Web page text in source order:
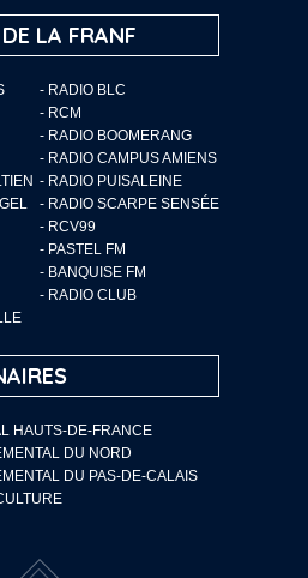
LA FRANF
- RADIO BLC
- RCM
- RADIO BOOMERANG
- RADIO CAMPUS AMIENS
- RADIO PUISALEINE
- RADIO SCARPE SENSÉE
- RCV99
- PASTEL FM
- BANQUISE FM
- RADIO CLUB
HAUTS-DE-FRANCE
DU NORD
DU PAS-DE-CALAIS